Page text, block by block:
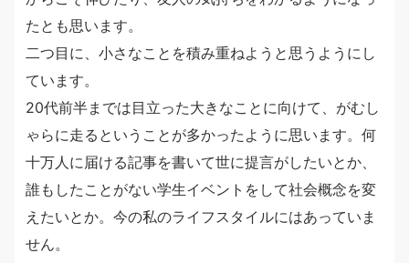
たとも思います。
二つ目に、小さなことを積み重ねようと思うようにし
ています。
20代前半までは目立った大きなことに向けて、がむし
ゃらに走るということが多かったように思います。何
十万人に届ける記事を書いて世に提言がしたいとか、
誰もしたことがない学生イベントをして社会概念を変
えたいとか。今の私のライフスタイルにはあっていま
せん。